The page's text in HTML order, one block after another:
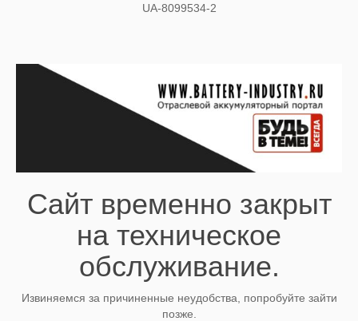
UA-8099534-2
Сайт временно закрыт
на техническое
обслуживание.
Извиняемся за причиненные неудобства, попробуйте зайти
позже.